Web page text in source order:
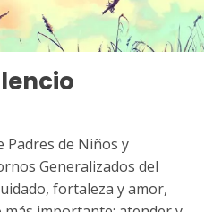
Padres de Niños y
Generalizados del
fortaleza y amor,